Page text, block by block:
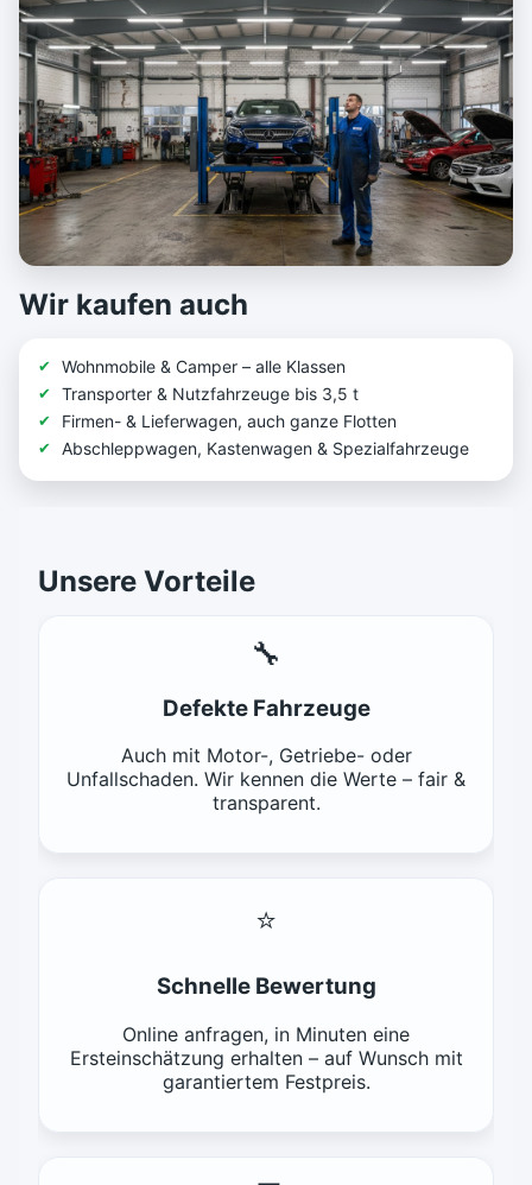
Wir kaufen auch
Wohnmobile & Camper – alle Klassen
Transporter & Nutzfahrzeuge bis 3,5 t
Firmen- & Lieferwagen, auch ganze Flotten
Abschleppwagen, Kastenwagen & Spezialfahrzeuge
Unsere Vorteile
🔧
Defekte Fahrzeuge
Auch mit Motor-, Getriebe- oder
Unfallschaden. Wir kennen die Werte – fair &
transparent.
⭐
Schnelle Bewertung
Online anfragen, in Minuten eine
Ersteinschätzung erhalten – auf Wunsch mit
garantiertem Festpreis.